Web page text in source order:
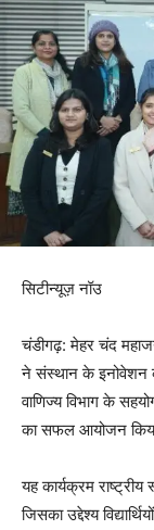
सिटीन्यूज़ नॉउ
चंडीगढ़: मेहर चंद
ने संस्थान के इनोवेशन
वाणिज्य विभाग के
का सफल आयोजन
यह कार्यक्रम
जिसका उद्देश्य